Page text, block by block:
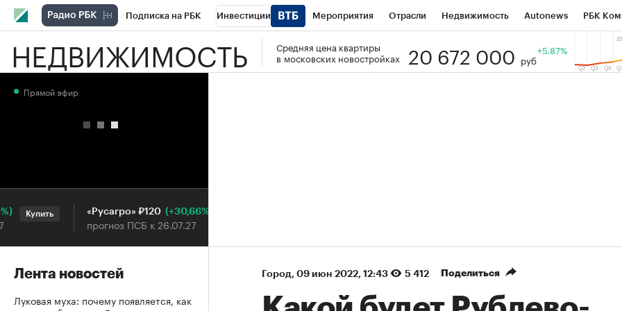
Подписка на РБК Инвестиции Мероприятия Отрасли Недвижимость Autonews РБК
РБК Вино Спорт Школа управления РБК РБК Образование Тренды
НЕДВИЖИМОСТЬ
Средняя цена квартиры
в московских новостройках
20 672 000 руб
+5.87%
Город⁠, 09 июн 2022, 12:43 5 412 Поделиться
Прямой эфир
Купить «Русагро» ₽120 (+30,66%)
прогноз ПСБ к 26.07.27
Лента новостей
Луковая муха: почему появляется, как